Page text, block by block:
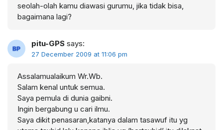
seolah-olah kamu diawasi gurumu, jika tidak bisa,
bagaimana lagi?
pitu-GPS says:
27 December 2009 at 11:06 pm
Assalamualaikum Wr.Wb.
Salam kenal untuk semua.
Saya pemula di dunia gaibni.
Ingin bergabung u cari ilmu.
Saya dikit penasaran,katanya dalam tasawuf itu yg